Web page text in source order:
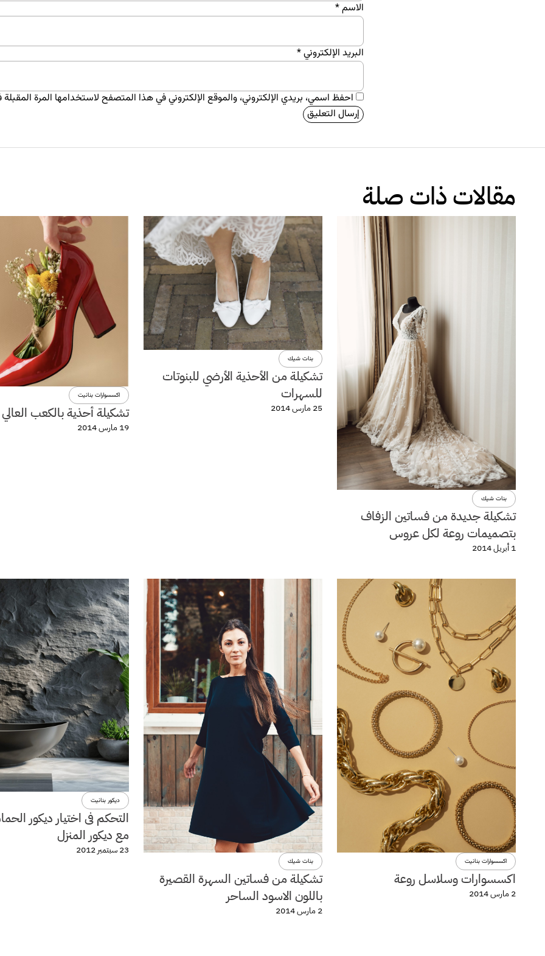
الاسم*
البريد الإلكتروني*
احفظ اسمي، بريدي الإلكتروني، والموقع الإلكتروني في هذا المتصفح لاستخدامها المرة
مقالات ذات صلة
بنات شيك
تشكيلة جديدة من فساتين الزفاف
بتصميمات روعة لكل عروس
1 أبريل 2014
بنات شيك
تشكيلة من الأحذية الأرضي للبنوتات
للسهرات
25 مارس 2014
اكسسوارات بنانيت
تشكيلة أحذية بالكعب العالي
19 مارس 2014
اكسسوارات بنانيت
اكسسوارات وسلاسل روعة
2 مارس 2014
بنات شيك
تشكيلة من فساتين السهرة القصيرة
باللون الاسود الساحر
2 مارس 2014
ديكور بنانيت
التحكم فى اختيار ديكور
مع ديكور المنزل
23 سبتمبر 2012